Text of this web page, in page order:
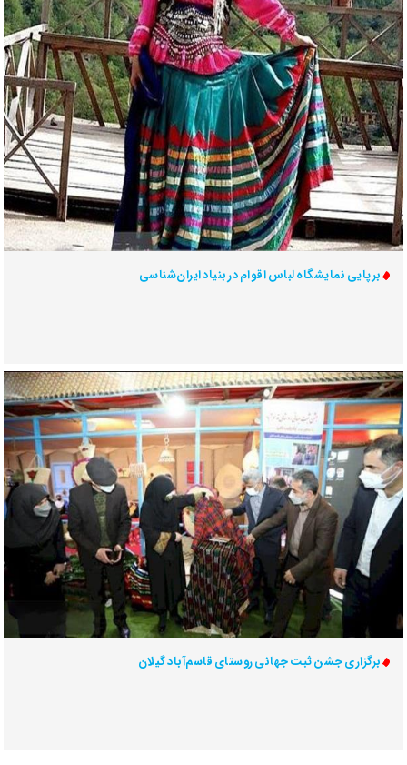
برپایی نمایشگاه لباس اقوام در بنیاد ایران‌شناسی
برگزاری جشن ثبت جهانی روستای قاسم‌آباد گیلان